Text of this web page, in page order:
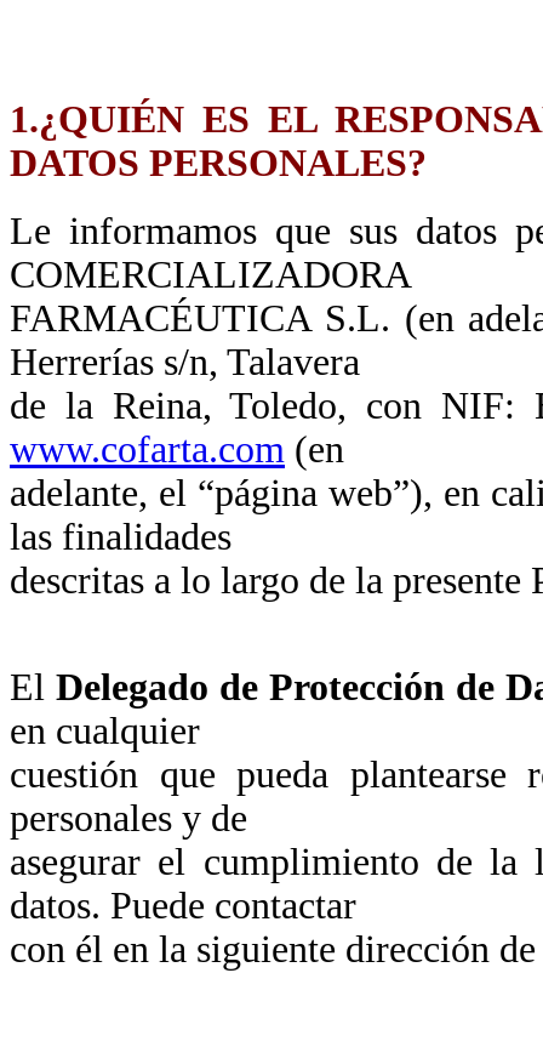
1.¿QUIÉN ES EL
DATOS PERSONALES?
Le informamos que sus datos
COMERCIALIZADORA
FARMACÉUTICA S.L. (en
Herrerías s/n, Talavera
de la Reina, Toledo, con NIF:
www.cofarta.com (en
adelante, el “página web”), en
las finalidades
descritas a lo largo de la
El Delegado de Protección de
en cualquier
cuestión que pueda
personales y de
asegurar el cumplimiento de la
datos. Puede contactar
con él en la siguiente dirección